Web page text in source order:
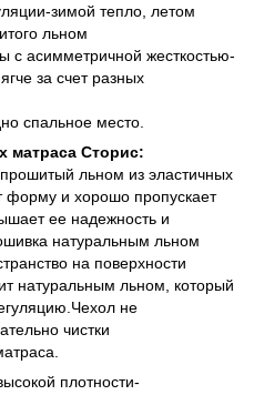
зимой тепло, летом
льном
с асимметричной жесткостью-
за счет разных
спальное место.
матраса Сторис:
льном из эластичных
форму и хорошо пропускает
ее надежность и
натуральным льном
на поверхности
натуральным льном, который
не
чистки
плотности-